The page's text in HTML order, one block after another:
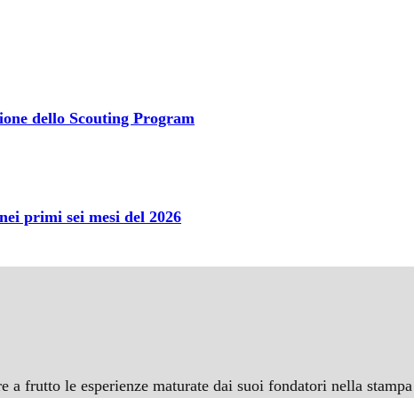
dello Scouting Program
primi sei mesi del 2026
a frutto le esperienze maturate dai suoi fondatori nella